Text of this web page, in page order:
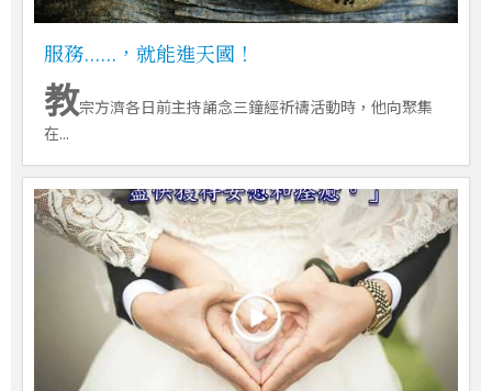
服務......，就能進天國！
教宗方濟各日前主持誦念三鐘經祈禱活動時，他向聚集
在...